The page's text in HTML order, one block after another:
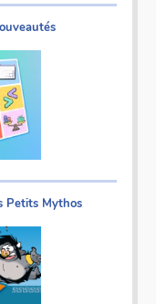
Petits Mythos